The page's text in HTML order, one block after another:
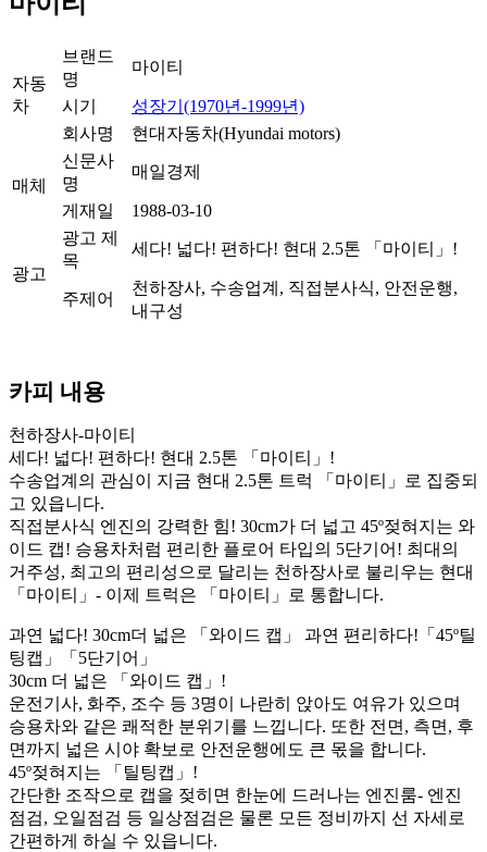
자동
차
브랜드
명
마이티
시기
성장기(1970년-1999년)
회사명
현대자동차(Hyundai motors)
매체
신문사
명
매일경제
게재일 1988-03-10
광고
광고 제
목
세다! 넓다! 편하다! 현대 2.5톤 「마이티」!
주제어
천하장사, 수송업계, 직접분사식, 안전운행,
내구성
카피 내용
천하장사-마이티
세다! 넓다! 편하다! 현대 2.5톤 「마이티」!
수송업계의 관심이 지금 현대 2.5톤 트럭 「마이티」로 집중되
고 있읍니다.
직접분사식 엔진의 강력한 힘! 30cm가 더 넓고 45º젖혀지는 와
이드 캡! 승용차처럼 편리한 플로어 타입의 5단기어! 최대의
거주성, 최고의 편리성으로 달리는 천하장사로 불리우는 현대
「마이티」- 이제 트럭은 「마이티」로 통합니다.
과연 넓다! 30cm더 넓은 「와이드 캡」 과연 편리하다!「45º틸
팅캡」「5단기어」
30cm 더 넓은 「와이드 캡」!
운전기사, 화주, 조수 등 3명이 나란히 앉아도 여유가 있으며
승용차와 같은 쾌적한 분위기를 느낍니다. 또한 전면, 측면, 후
면까지 넓은 시야 확보로 안전운행에도 큰 몫을 합니다.
45º젖혀지는 「틸팅캡」!
간단한 조작으로 캡을 젖히면 한눈에 드러나는 엔진룸- 엔진
점검, 오일점검 등 일상점검은 물론 모든 정비까지 선 자세로
간편하게 하실 수 있읍니다.